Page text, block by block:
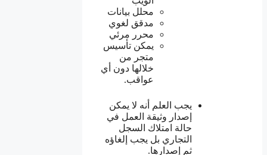
محلل بيانات
مدقق لغوي
محرر مرئي
يمكن تأسيس
متجر من
خلالها دون أي
عواقب.
يجب العلم أنه لا يمكن
إصدار وثيقة العمل في
حالة امتلاك السجل
التجاري بل يجب إلغاؤه
ثم إصدارها.